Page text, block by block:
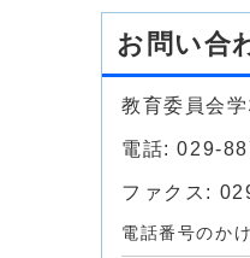
お問い合
教育委員会
電話: 029-
ファクス:
電話番号のか